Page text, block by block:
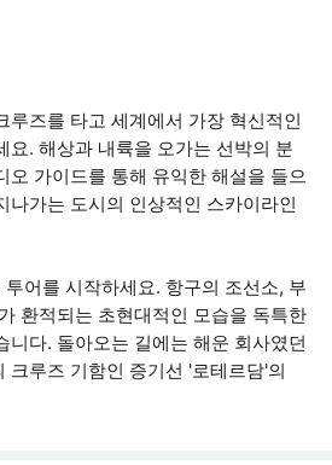
루즈를 타고 세계에서 가장 혁신적인
요. 해상과 내륙을 오가는 선박의 분
오 가이드를 통해 유익한 해설을 들으
나가는 도시의 인상적인 스카이라인
어를 시작하세요. 항구의 조선소, 부
환적되는 초현대적인 모습을 독특한
니다. 돌아오는 길에는 해운 회사였던
크루즈 기함인 증기선 '로테르담'의